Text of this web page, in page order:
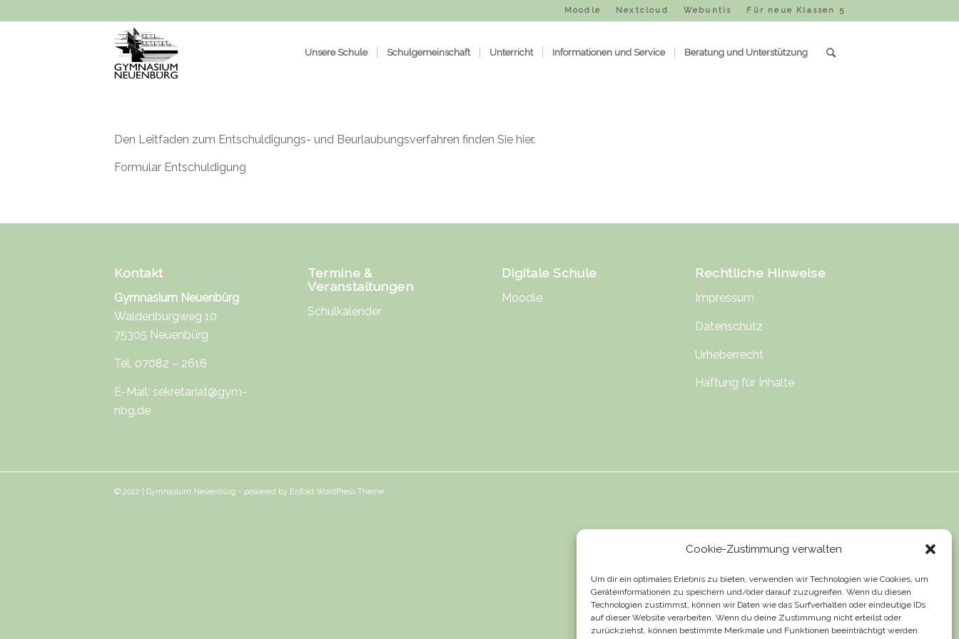
Cookie-Zustimmung verwalten
Um dir ein optimales Erlebnis zu bieten, verwenden wir Technologien wie Cookies, um
Geräteinformationen zu speichern und/oder darauf zuzugreifen. Wenn du diesen
Technologien zustimmst, können wir Daten wie das Surfverhalten oder eindeutige IDs
auf dieser Website verarbeiten. Wenn du deine Zustimmung nicht erteilst oder
zurückziehst, können bestimmte Merkmale und Funktionen beeinträchtigt werden.
Moodle Nextcloud Webuntis Für neue Klassen 5
Unsere Schule Schulgemeinschaft Unterricht Informationen und Service Beratung und Unterstützung
Den Leitfaden zum Entschuldigungs- und Beurlaubungsverfahren finden Sie hier.
Formular Entschuldigung
Kontakt
Gymnasium Neuenbürg
Waldenburgweg 10
75305 Neuenbürg
Tel. 07082 – 2616
E-Mail: sekretariat@gym-
nbg.de
Termine &
Veranstaltungen
Schulkalender
Digitale Schule
Moodle
Rechtliche Hinweise
Impressum
Datenschutz
Urheberrecht
Haftung für Inhalte
© 2022 | Gymnasium Neuenbürg - powered by Enfold WordPress Theme